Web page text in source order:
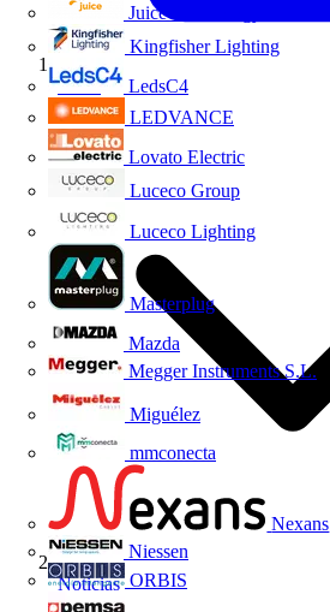
Juice Technology
Kingfisher Lighting
LedsC4
LEDVANCE
Lovato Electric
Luceco Group
Luceco Lighting
Masterplug
Mazda
Megger Instruments S.L.
Miguélez
mmconecta
Nexans
Niessen
ORBIS
Inicio
Noticias